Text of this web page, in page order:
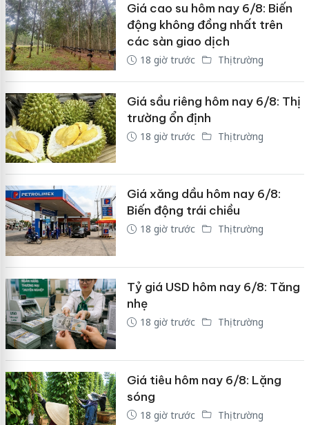
Giá cao su hôm nay 6/8: Biến
động không đồng nhất trên
các sàn giao dịch
18 giờ trước Thị trường
Giá sầu riêng hôm nay 6/8: Thị
trường ổn định
18 giờ trước Thị trường
Giá xăng dầu hôm nay 6/8:
Biến động trái chiều
18 giờ trước Thị trường
Tỷ giá USD hôm nay 6/8: Tăng
nhẹ
18 giờ trước Thị trường
Giá tiêu hôm nay 6/8: Lặng
sóng
18 giờ trước Thị trường